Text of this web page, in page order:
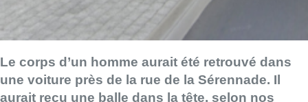
Le corps d’un homme aurait été retrouvé dans
une voiture près de la rue de la Sérennade. Il
aurait reçu une balle dans la tête, selon nos